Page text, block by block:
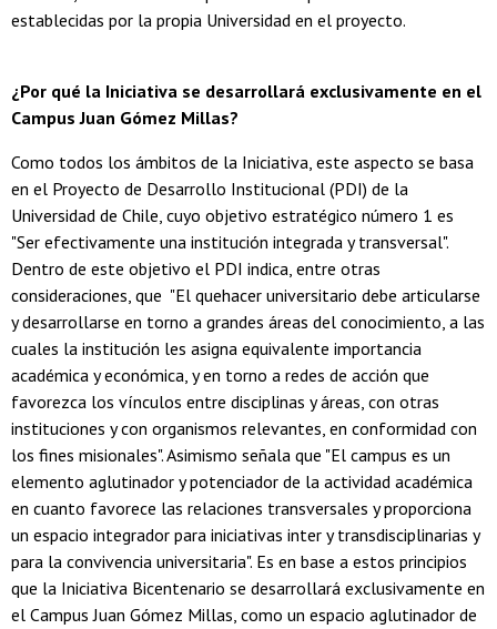
establecidas por la propia Universidad en el proyecto.
¿Por qué la Iniciativa se desarrollará exclusivamente en el
Campus Juan Gómez Millas?
Como todos los ámbitos de la Iniciativa, este aspecto se basa
en el Proyecto de Desarrollo Institucional (PDI) de la
Universidad de Chile, cuyo objetivo estratégico número 1 es
"Ser efectivamente una institución integrada y transversal".
Dentro de este objetivo el PDI indica, entre otras
consideraciones, que "El quehacer universitario debe articularse
y desarrollarse en torno a grandes áreas del conocimiento, a las
cuales la institución les asigna equivalente importancia
académica y económica, y en torno a redes de acción que
favorezca los vínculos entre disciplinas y áreas, con otras
instituciones y con organismos relevantes, en conformidad con
los fines misionales". Asimismo señala que "El campus es un
elemento aglutinador y potenciador de la actividad académica
en cuanto favorece las relaciones transversales y proporciona
un espacio integrador para iniciativas inter y transdisciplinarias y
para la convivencia universitaria". Es en base a estos principios
que la Iniciativa Bicentenario se desarrollará exclusivamente en
el Campus Juan Gómez Millas, como un espacio aglutinador de